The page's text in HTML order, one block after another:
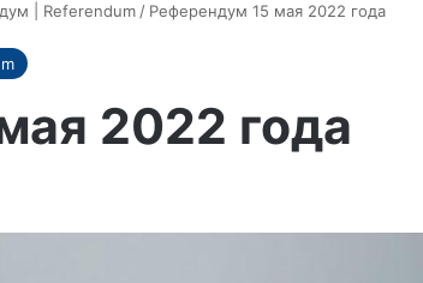
| Referendum/ Референдум 15 мая 2022 года
2022 года